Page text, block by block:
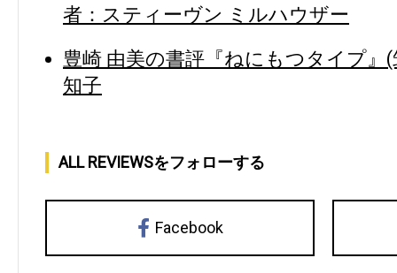
者：スティーヴン ミルハウザー
豊崎 由美の書評『ねにもつタイプ』
知子
ALL REVIEWSをフォローする
Facebook